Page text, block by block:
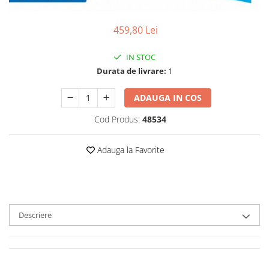
459,80 Lei
IN STOC
Durata de livrare: 1
ADAUGA IN COS
Cod Produs: 48534
Adauga la Favorite
Descriere